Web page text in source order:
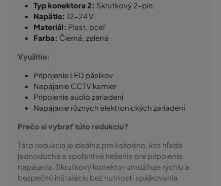
Typ konektora 2: Skrutkový 2-pin
Napätie: 12-24 V
Materiál: Plast, oceľ
Farba: Čierná, zelená
Využitie:
Pripojenie LED pásikov
Napájanie CCTV kamier
Pripojenie audio zariadení
Napájanie rôznych elektronických zariadení
Prečo si vybrať túto redukciu?
Táto redukcia je ideálna pre každého, kto hľadá
jednoduché a spoľahlivé riešenie pre pripojenie
napájania. Skrutkový konektor umožňuje rýchlu a
bezpečnú inštaláciu bez nutnosti spájkovania.